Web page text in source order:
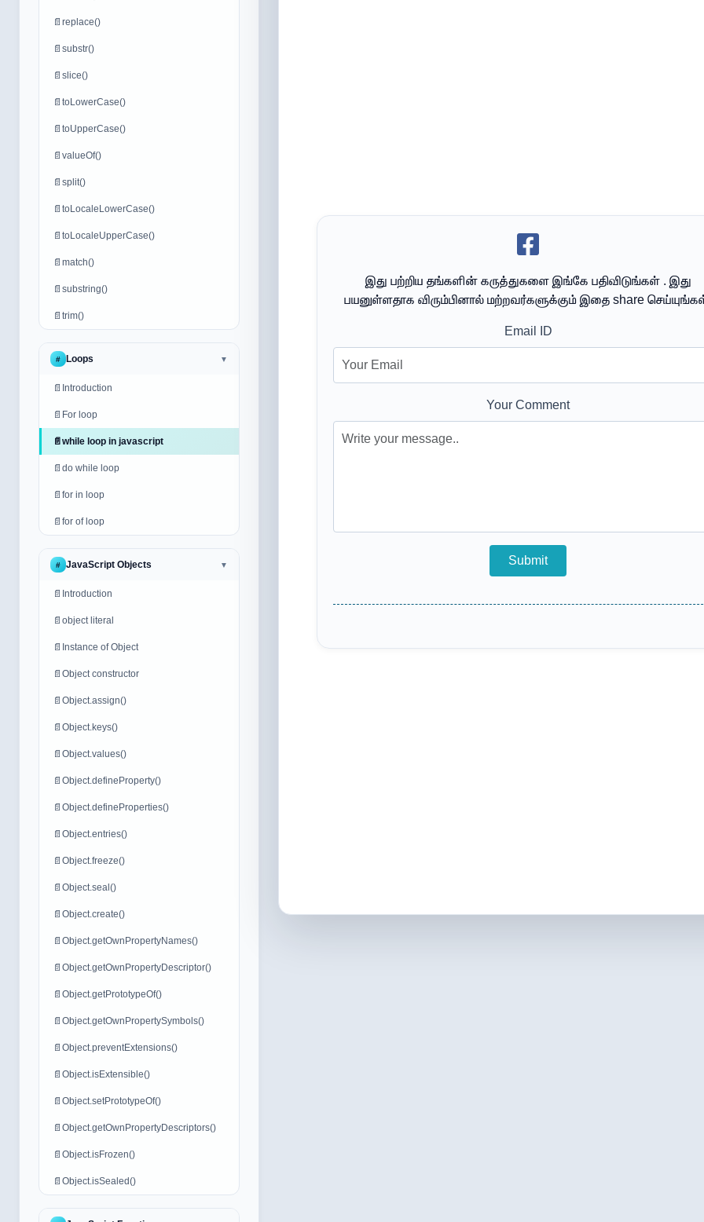
📄 replace()
📄 substr()
📄 slice()
📄 toLowerCase()
📄 toUpperCase()
📄 valueOf()
📄 split()
📄 toLocaleLowerCase()
📄 toLocaleUpperCase()
📄 match()
📄 substring()
📄 trim()
# Loops ▼
📄 Introduction
📄 For loop
📄 while loop in javascript
📄 do while loop
📄 for in loop
📄 for of loop
# JavaScript Objects ▼
📄 Introduction
📄 object literal
📄 Instance of Object
📄 Object constructor
📄 Object.assign()
📄 Object.keys()
📄 Object.values()
📄 Object.defineProperty()
📄 Object.defineProperties()
📄 Object.entries()
📄 Object.freeze()
📄 Object.seal()
📄 Object.create()
📄 Object.getOwnPropertyNames()
📄 Object.getOwnPropertyDescriptor()
📄 Object.getPrototypeOf()
📄 Object.getOwnPropertySymbols()
📄 Object.preventExtensions()
📄 Object.isExtensible()
📄 Object.setPrototypeOf()
📄 Object.getOwnPropertyDescriptors()
📄 Object.isFrozen()
📄 Object.isSealed()
இது பற்றிய தங்களின் கருத்துகளை இங்கே பதிவிடுங்கள் . இது
பயனுள்ளதாக விரும்பினால் மற்றவர்களுக்கும் இதை share
Email ID
Your Comment